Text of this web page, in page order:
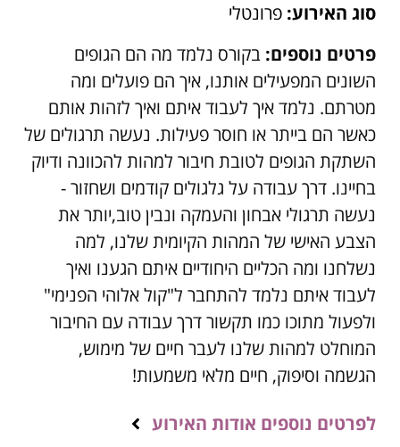
סוג האירוע: פרונטלי
פרטים נוספים: בקורס נלמד מה הם הגופים
השונים המפעילים אותנו, איך הם פועלים ומה
מטרתם. נלמד איך לעבוד איתם ואיך לזהות אותם
כאשר הם בייתר או חוסר פעילות. נעשה תרגולים של
השתקת הגופים לטובת חיבור למהות להכוונה ודיוק
בחיינו. דרך עבודה על גלגולים קודמים ושחזור -
נעשה תרגולי אבחון והעמקה ונבין טוב,יותר את
הצבע האישי של המהות הקיומית שלנו, למה
נשלחנו ומה הכליים היחודיים איתם הגענו ואיך
לעבוד איתם נלמד להתחבר ל"קול אלוהי הפנימי"
ולפעול מתוכו כמו תקשור דרך עבודה עם החיבור
המוחלט למהות שלנו לעבר חיים של מימוש,
הגשמה וסיפוק, חיים מלאי משמעות!
לפרטים נוספים אודות האירוע